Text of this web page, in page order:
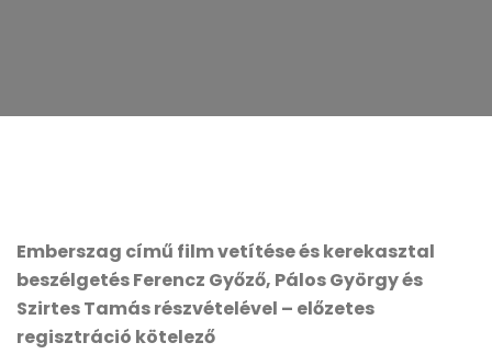
Emberszag című film vetítése és kerekasztal
beszélgetés Ferencz Győző, Pálos György és
Szirtes Tamás részvételével – előzetes
regisztráció kötelező